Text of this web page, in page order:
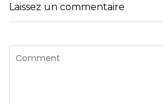
Laissez un commentaire